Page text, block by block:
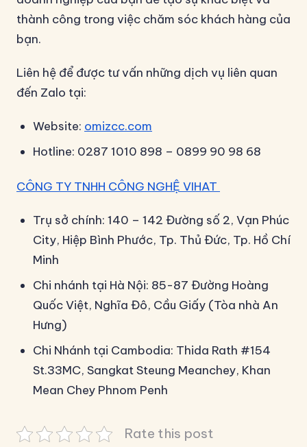
thành công trong việc chăm sóc khách hàng của
bạn.
Liên hệ để được tư vấn những dịch vụ liên quan
đến Zalo tại:
Website: omizcc.com
Hotline: 0287 1010 898 – 0899 90 98 68
CÔNG TY TNHH CÔNG NGHỆ VIHAT
Trụ sở chính: 140 – 142 Đường số 2, Vạn Phúc
City, Hiệp Bình Phước, Tp. Thủ Đức, Tp. Hồ Chí
Minh
Chi nhánh tại Hà Nội: 85-87 Đường Hoàng
Quốc Việt, Nghĩa Đô, Cầu Giấy (Tòa nhà An
Hưng)
Chi Nhánh tại Cambodia: Thida Rath #154
St.33MC, Sangkat Steung Meanchey, Khan
Mean Chey Phnom Penh
Rate this post